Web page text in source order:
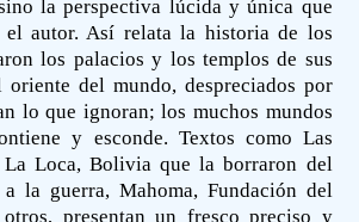
la perspectiva lúcida y única que
el autor. Así relata la historia de los
los palacios y los templos de sus
del mundo, despreciados por
lo que ignoran; los muchos mundos
y esconde. Textos como Las
La Loca, Bolivia que la borraron del
la guerra, Mahoma, Fundación del
otros, presentan un fresco preciso y